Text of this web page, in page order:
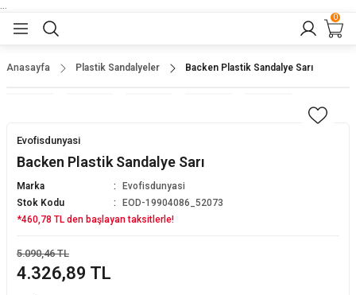
Sandalyesi
0
Anasayfa Plastik Sandalyeler Backen Plastik Sandalye Sarı
Evofisdunyasi
Backen Plastik Sandalye Sarı
Marka
Evofisdunyasi
Stok Kodu
EOD-19904086_52073
*460,78 TL den başlayan taksitlerle!
4.326,89 TL
5.090,46 TL